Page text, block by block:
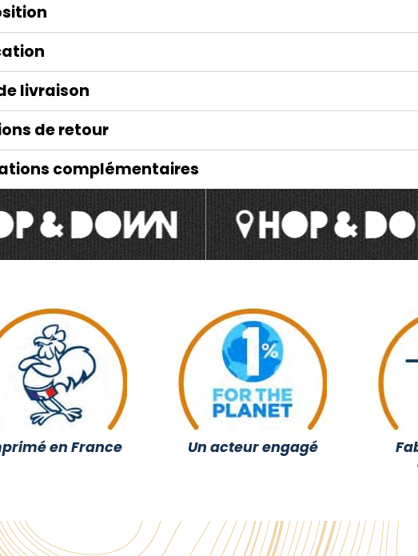
livraison
de retour
complémentaires
en France Un acteur engagé